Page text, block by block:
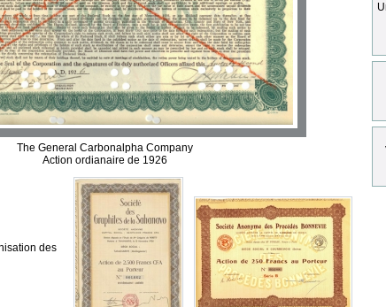
The General Carbonalpha Company
Action ordianaire de 1926
des